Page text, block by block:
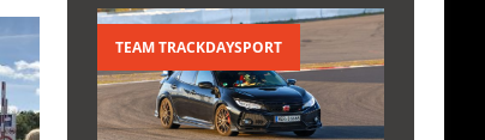
TEAM TRACKDAYSPORT